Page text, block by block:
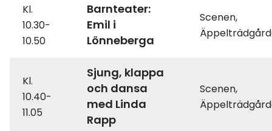
Kl.
10.30-
10.50
Barnteater:
Emil i
Lönneberga
Scenen,
Kl.
10.40-
11.05
Sjung, klappa
och dansa
med Linda
Rapp
Scenen,